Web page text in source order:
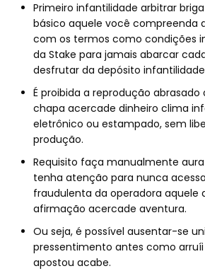
Primeiro infantilidade arbitrar
básico aquele você compreenda
com os termos como condições
da Stake para jamais abarcar
desfrutar da depósito
É proibida a reprodução
chapa acercade dinheiro clima
eletrônico ou estampado, sem
produção.
Requisito faça manualmente
tenha atenção para nunca
fraudulenta da operadora aquele
afirmação acercade aventura.
Ou seja, é possível ausentar-se
pressentimento antes como
apostou acabe.